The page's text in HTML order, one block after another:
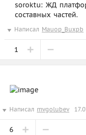
soroktu: ЖД
составных частей.
Написал Mauop_Buxpb
1
Написал mvgolubev
6